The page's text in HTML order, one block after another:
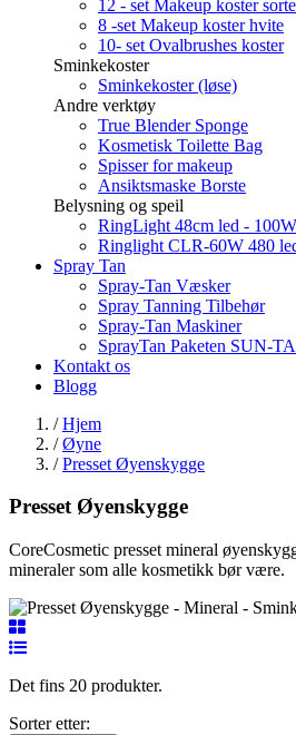
12 - set Makeup koster sorte
8 -set Makeup koster hvite
10- set Ovalbrushes koster
Sminkekoster
Sminkekoster (løse)
Andre verktøy
True Blender Sponge
Kosmetisk Toilette Bag
Spisser for makeup
Ansiktsmaske Borste
Belysning og speil
RingLight 48cm led - 100W
Ringlight CLR-60W 480
Spray Tan
Spray-Tan Væsker
Spray Tanning Tilbehør
Spray-Tan Maskiner
SprayTan Paketen SUN-
Kontakt os
Blogg
/ Hjem
/ Øyne
/ Presset Øyenskygge
Presset Øyenskygge
CoreCosmetic presset mineral
mineraler som alle kosmetikk bør være.
Det fins 20 produkter.
Sorter etter: